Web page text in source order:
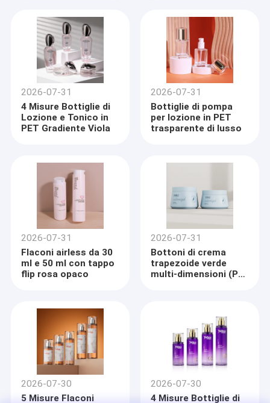
Casa.
Prodotti
Su di noi
2026-07-31
4 Misure Bottiglie di
Lozione e Tonico in
PET Gradiente Viola
2026-07-31
Bottiglie di pompa
per lozione in PET
trasparente di lusso
2026-07-31
Flaconi airless da 30
ml e 50 ml con tappo
flip rosa opaco
2026-07-31
Bottoni di crema
trapezoide verde
multi-dimensioni (PP
2026-07-30
5 Misure Flaconi
2026-07-30
4 Misure Bottiglie di
Guangzhou Yuhua Packaging Co., Ltd. è un'impresa
professionale che integra la progettazione, la produzione e
la vendita di imballaggi in plastica. è un produttore di PP,